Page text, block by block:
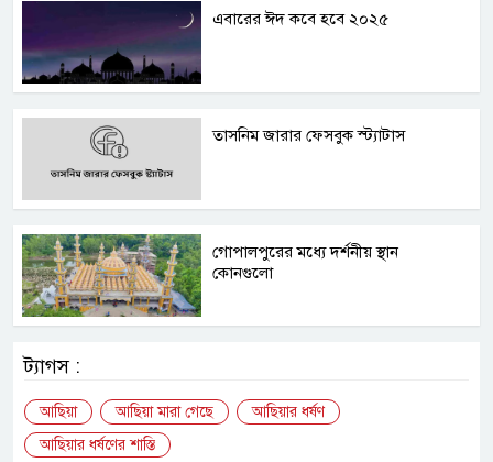
এবারের ঈদ কবে হবে ২০২৫
তাসনিম জারার ফেসবুক স্ট্যাটাস
গোপালপুরের মধ্যে দর্শনীয় স্থান
কোনগুলো
ট্যাগস :
আছিয়া আছিয়া মারা গেছে
আছিয়ার ধর্ষণ
আছিয়ার ধর্ষণের শাস্তি